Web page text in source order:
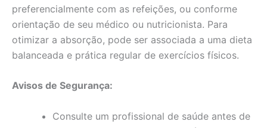
preferencialmente com as refeições, ou conforme
orientação de seu médico ou nutricionista. Para
otimizar a absorção, pode ser associada a uma dieta
balanceada e prática regular de exercícios físicos.
Avisos de Segurança:
Consulte um profissional de saúde antes de